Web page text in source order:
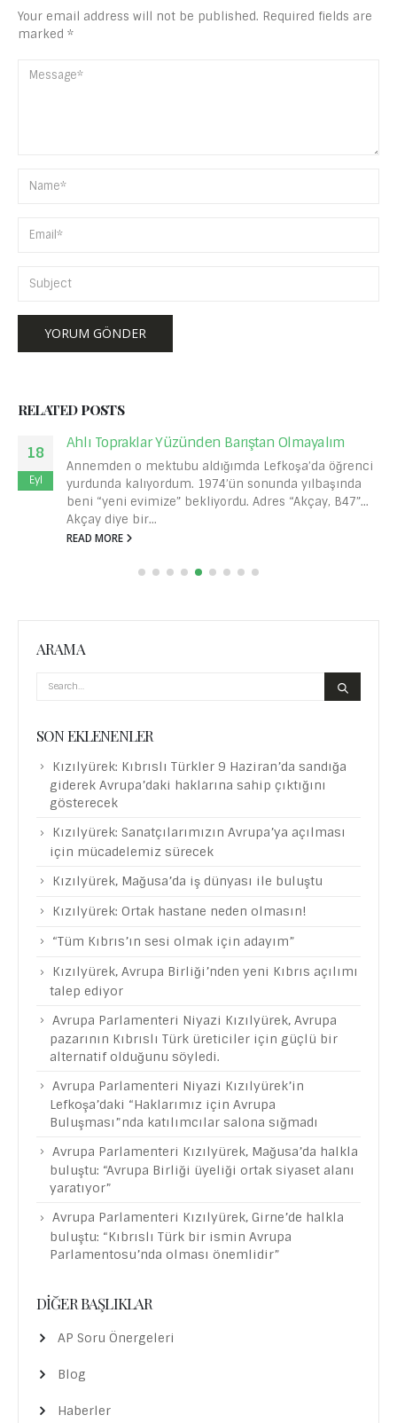
Your email address will not be published. Required fields are
marked *
RELATEDPOSTS
18
Eyl
Ahlı Topraklar Yüzünden Barıştan Olmayalım
Annemden o mektubu aldığımda Lefkoşa’da öğrenci
yurdunda kalıyordum. 1974’ün sonunda yılbaşında
beni “yeni evimize” bekliyordu. Adres “Akçay, B47”…
Akçay diye bir...
READ MORE
ARAMA
SON EKLENENLER
Kızılyürek: Kıbrıslı Türkler 9 Haziran’da sandığa
giderek Avrupa’daki haklarına sahip çıktığını
gösterecek
Kızılyürek: Sanatçılarımızın Avrupa’ya açılması
için mücadelemiz sürecek
Kızılyürek, Mağusa’da iş dünyası ile buluştu
Kızılyürek: Ortak hastane neden olmasın!
“Tüm Kıbrıs’ın sesi olmak için adayım”
Kızılyürek, Avrupa Birliği’nden yeni Kıbrıs açılımı
talep ediyor
Avrupa Parlamenteri Niyazi Kızılyürek, Avrupa
pazarının Kıbrıslı Türk üreticiler için güçlü bir
alternatif olduğunu söyledi.
Avrupa Parlamenteri Niyazi Kızılyürek’in
Lefkoşa’daki “Haklarımız için Avrupa
Buluşması”nda katılımcılar salona sığmadı
Avrupa Parlamenteri Kızılyürek, Mağusa’da halkla
buluştu: “Avrupa Birliği üyeliği ortak siyaset alanı
yaratıyor”
Avrupa Parlamenteri Kızılyürek, Girne’de halkla
buluştu: “Kıbrıslı Türk bir ismin Avrupa
Parlamentosu’nda olması önemlidir”
DIĞER BAŞLIKLAR
AP Soru Önergeleri
Blog
Haberler